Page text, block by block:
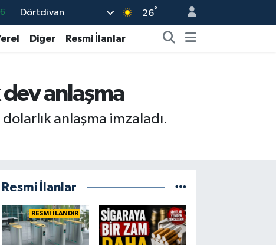
Dörtdivan 26°
Diğer Resmi İlanlar
dev anlaşma
anlaşma imzaladı.
Resmi İlanlar
RESMİ İLANDIR